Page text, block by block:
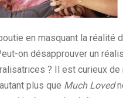
en masquant la réalité
on désapprouver un
? Il est curieux de
plus que Much Loved